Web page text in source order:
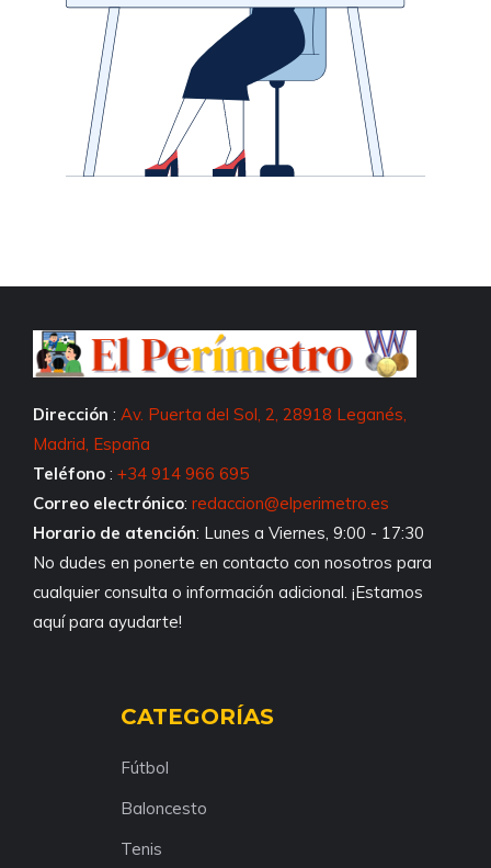
Dirección : Av. Puerta del Sol, 2, 28918 Leganés,
Madrid, España
Teléfono : +34 914 966 695
Correo electrónico: redaccion@elperimetro.es
Horario de atención: Lunes a Viernes, 9:00 - 17:30
No dudes en ponerte en contacto con nosotros para
cualquier consulta o información adicional. ¡Estamos
aquí para ayudarte!
CATEGORÍAS
Fútbol
Baloncesto
Tenis